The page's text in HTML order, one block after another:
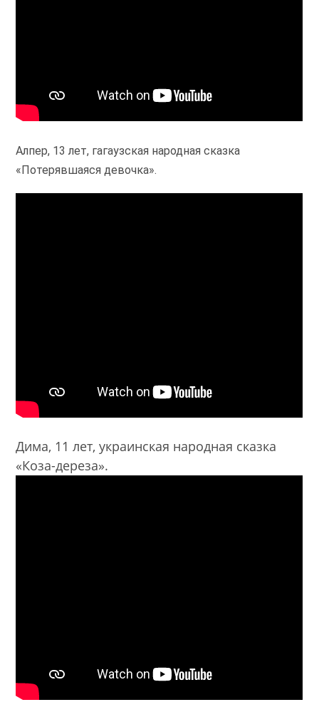
Алпер, 13 лет, гагаузская народная сказка
«Потерявшаяся девочка».
Дима, 11 лет, украинская народная сказка
«Коза-дереза».